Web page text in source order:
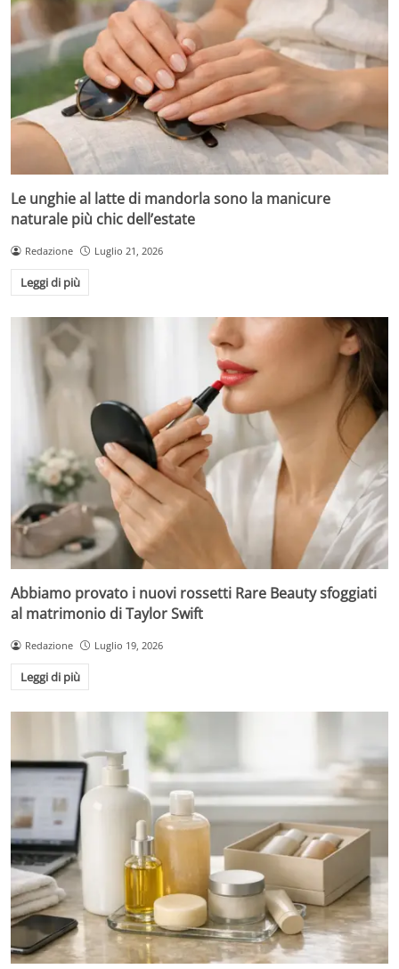
Le unghie al latte di mandorla sono la manicure
naturale più chic dell’estate
Redazione Luglio 21, 2026
Leggi di più
Abbiamo provato i nuovi rossetti Rare Beauty sfoggiati
al matrimonio di Taylor Swift
Redazione Luglio 19, 2026
Leggi di più